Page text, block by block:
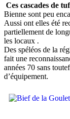
Ces cascades de tuf
Bienne sont peu
Aussi ont elles été
partiellement de
les locaux .
Des spéléos de la
fait une
années 70 sans
d’équipement.